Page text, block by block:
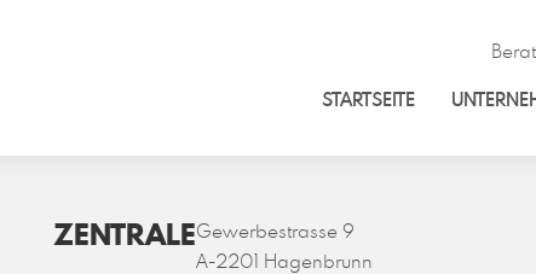
STARTSEITE
ZENTRALEGewerbestrasse 9
A-2201 Hagenbrunn